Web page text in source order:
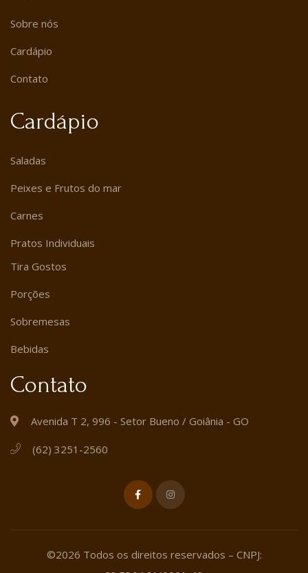
Sobre nós
Cardápio
Contato
Cardápio
Saladas
Peixes e Frutos do mar
Carnes
Pratos Individuais
Tira Gostos
Porções
Sobremesas
Bebidas
Contato
Avenida T 2, 996 - Setor Bueno / Goiânia - GO
(62) 3251-2560
©2026 Todos os direitos reservados – CNPJ: